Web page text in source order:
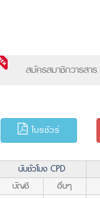
สมัครสมาชิกวารสาร
โบรชัวร์
นับชั่วโมง CPD
บัญชี
อื่นๆ